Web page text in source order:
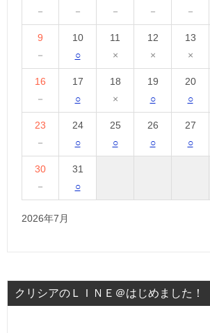
－
－
－
－
－
9
－
10
○
11
×
12
×
13
×
16
－
17
○
18
×
19
○
20
○
23
－
24
○
25
○
26
○
27
○
30
－
31
○
2026年7月
クリシアのＬＩＮＥ＠はじめました！